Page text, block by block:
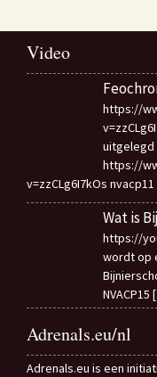
Video
https://
uitgelegd
https://
v=zzCLg6I7kOs nvacp11
Wat is
https://
wordt op
NVACP15
Adrenals.eu/nl
Adrenals.eu is een